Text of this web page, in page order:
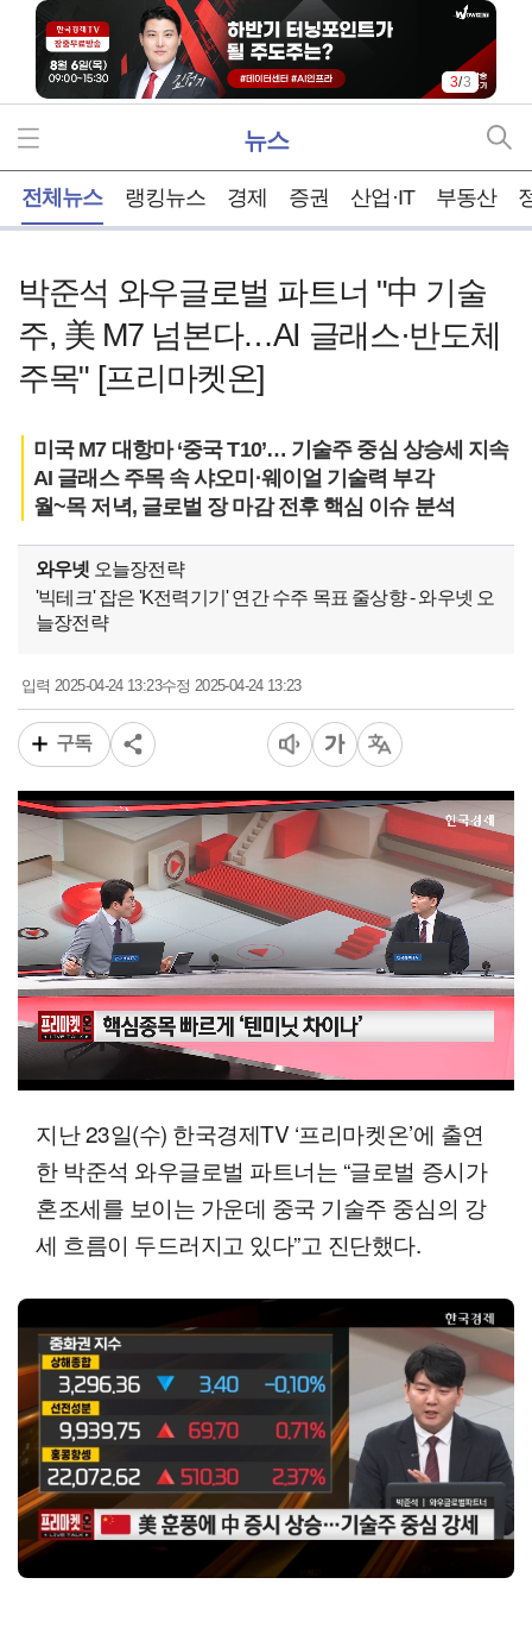
1/3
뉴스
전체뉴스 랭킹뉴스 경제 증권 산업·IT 부동산
박준석 와우글로벌 파트너 "中 기술
주, 美 M7 넘본다…AI 글래스·반도체
주목" [프리마켓온]
미국 M7 대항마 ‘중국 T10’… 기술주 중심 상승세 지속
AI 글래스 주목 속 샤오미·웨이얼 기술력 부각
월~목 저녁, 글로벌 장 마감 전후 핵심 이슈 분석
와우넷 오늘장전략
'빅테크' 잡은 'K전력기기' 연간 수주 목표 줄상향 - 와우넷 오
늘장전략
입력 2025-04-24 13:23수정 2025-04-24 13:23
구독
일반배속
지난 23일(수) 한국경제TV ‘프리마켓온’에 출연
한 박준석 와우글로벌 파트너는 “글로벌 증시가
혼조세를 보이는 가운데 중국 기술주 중심의 강
세 흐름이 두드러지고 있다”고 진단했다.